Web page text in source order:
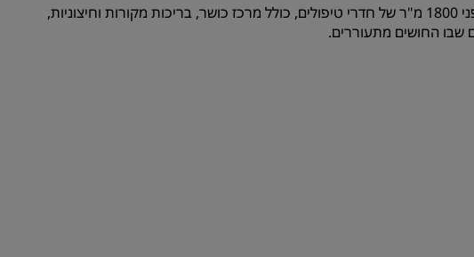
Radisson Rewards
מרכז הבריאות Anne Semonin Wellness & Spa משתרע על פני 1800 מ"ר של חדרי טיפולים, כולל מרכז כושר, בריכות מקורות וחיצוניות,
שבו החושים מתעוררים.